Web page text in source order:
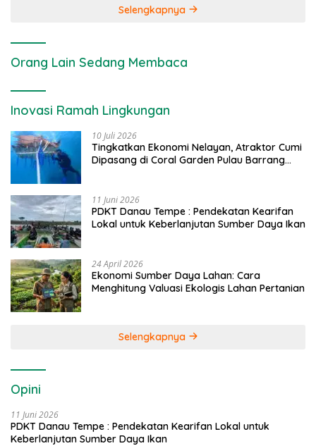
Selengkapnya
Orang Lain Sedang Membaca
Inovasi Ramah Lingkungan
10 Juli 2026
Tingkatkan Ekonomi Nelayan, Atraktor Cumi
Dipasang di Coral Garden Pulau Barrang
11 Juni 2026
PDKT Danau Tempe : Pendekatan Kearifan
Lokal untuk Keberlanjutan Sumber Daya Ikan
24 April 2026
Ekonomi Sumber Daya Lahan: Cara
Menghitung Valuasi Ekologis Lahan Pertanian
Selengkapnya
Opini
11 Juni 2026
PDKT Danau Tempe : Pendekatan Kearifan Lokal untuk
Keberlanjutan Sumber Daya Ikan